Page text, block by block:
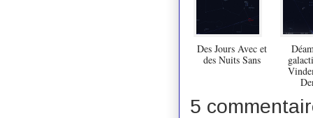
Des Jours Avec et
des Nuits Sans
5